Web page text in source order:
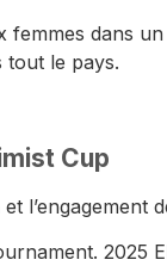
dans
tout le pays.
Cup
l’engagement
2025